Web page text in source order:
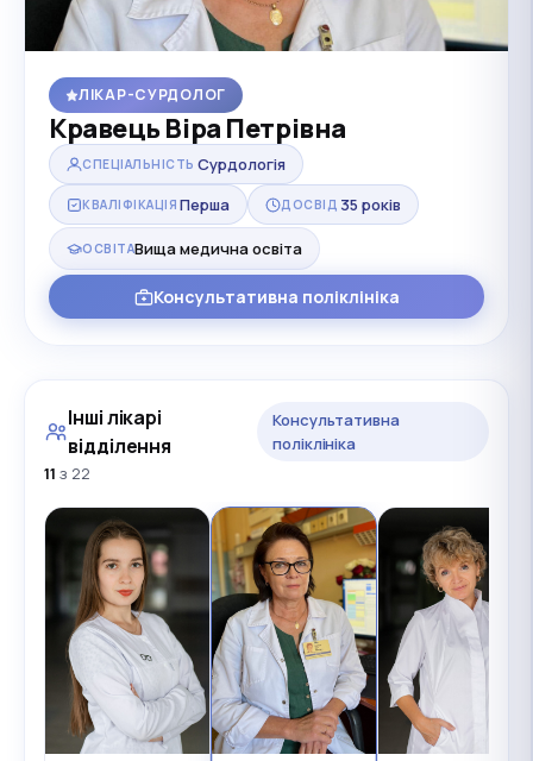
ЛІКАР-СУРДОЛОГ
Кравець Віра Петрівна
СПЕЦІАЛЬНІСТЬ Сурдологія
КВАЛІФІКАЦІЯ Перша ДОСВІД 35 років
ОСВІТАВища медична освіта
Консультативна поліклініка
Інші лікарі
відділення
Консультативна
поліклініка
11 з 22